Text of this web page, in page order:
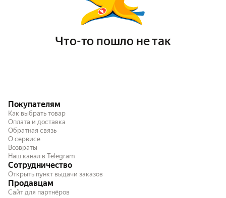
Что-то пошло не так
Покупателям
Как выбрать товар
Оплата и доставка
Обратная связь
О сервисе
Возвраты
Наш канал в Telegram
Сотрудничество
Открыть пункт выдачи заказов
Продавцам
Сайт для партнёров